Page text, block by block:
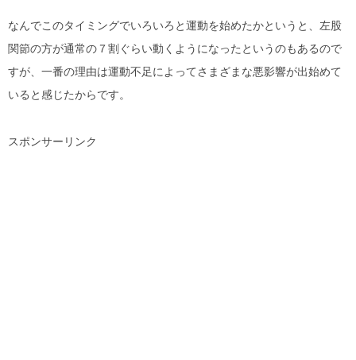
なんでこのタイミングでいろいろと運動を始めたかというと、左股
関節の方が通常の７割ぐらい動くようになったというのもあるので
すが、一番の理由は運動不足によってさまざまな悪影響が出始めて
いると感じたからです。
スポンサーリンク